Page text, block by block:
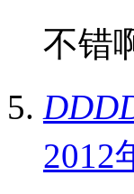
不错
2012